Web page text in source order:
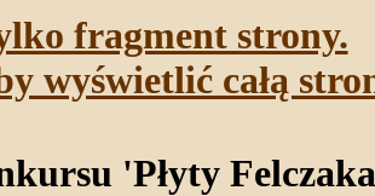
fragment strony.
wyświetlić całą
'Płyty